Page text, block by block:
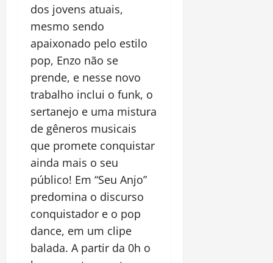
dos jovens atuais,
mesmo sendo
apaixonado pelo estilo
pop, Enzo não se
prende, e nesse novo
trabalho inclui o funk, o
sertanejo e uma mistura
de gêneros musicais
que promete conquistar
ainda mais o seu
público! Em “Seu Anjo”
predomina o discurso
conquistador e o pop
dance, em um clipe
balada. A partir da 0h o